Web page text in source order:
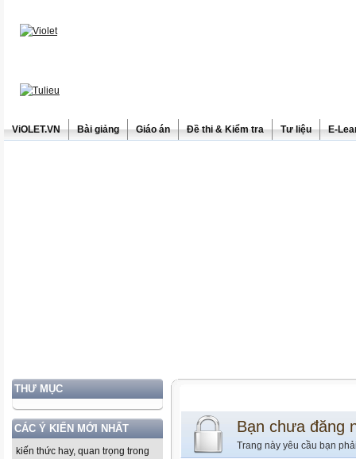
ViOLET.VN Bài giảng Giáo án Đề thi & Kiểm tra Tư liệu E-
THƯ MỤC
CÁC Ý KIẾN MỚI NHẤT
kiến thức hay, quan trọng trong
Bạn chưa đăng
Trang này yêu cầu bạn